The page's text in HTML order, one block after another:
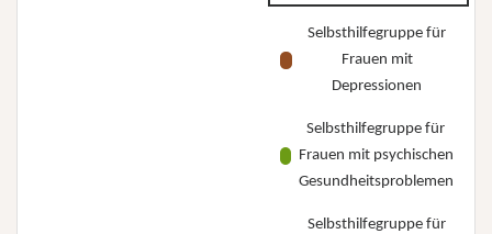
Selbsthilfegruppe für
Frauen mit
Depressionen
Selbsthilfegruppe für
Frauen mit psychischen
Gesundheitsproblemen
Selbsthilfegruppe für